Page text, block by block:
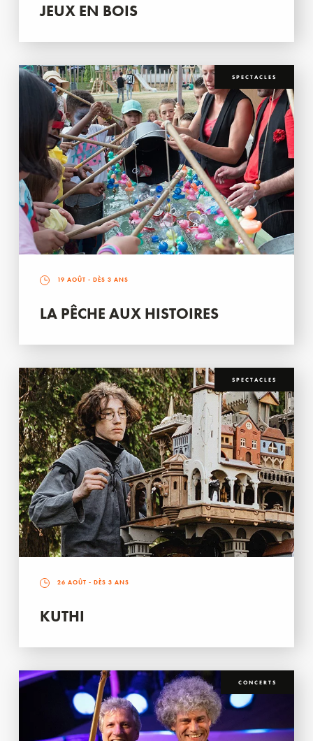
JEUX EN BOIS
SPECTACLES
19 AOÛT - DÈS 3 ANS
LA PÊCHE AUX HISTOIRES
SPECTACLES
26 AOÛT - DÈS 3 ANS
KUTHI
CONCERTS